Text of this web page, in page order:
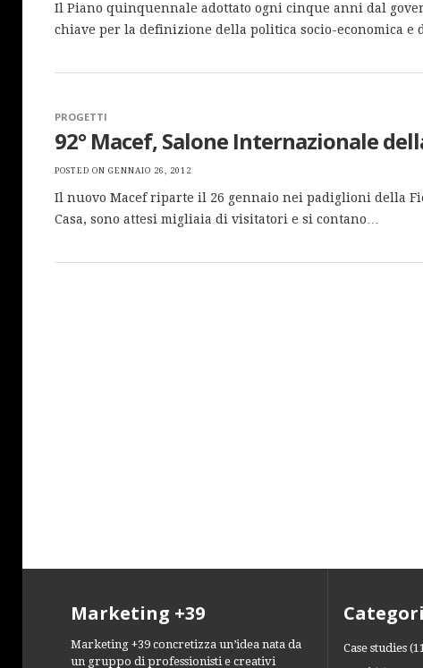
Il Piano quinquennale adottato ogni cinque anni dal
chiave per la definizione della politica socio-economica
PROGETTI
92° Macef, Salone Internazionale
POSTED ON GENNAIO 26, 2012
Il nuovo Macef riparte il 26 gennaio nei padiglioni della
Casa, sono attesi migliaia di visitatori e si contano…
Marketing +39
Marketing +39 concretizza un’idea nata da
un gruppo di professionisti e creativi
Case studies